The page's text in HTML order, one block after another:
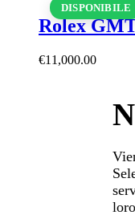
DISPONIBILE
Rolex
€11,000.00